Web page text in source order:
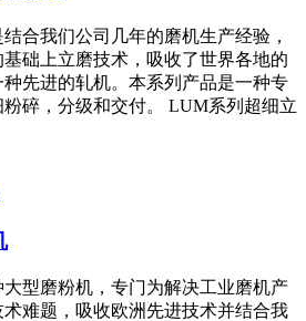
合我们公司几年的磨机生产经验，
础上立磨技术，吸收了世界各地的
先进的轧机。本系列产品是一种专
碎，分级和交付。 LUM系列超细立
型磨粉机，专门为解决工业磨机产
难题，吸收欧洲先进技术并结合我